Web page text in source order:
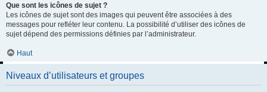
Que sont les icônes de sujet ?
Les icônes de sujet sont des images qui peuvent être associées à des
messages pour refléter leur contenu. La possibilité d’utiliser des icônes de
sujet dépend des permissions définies par l’administrateur.
Haut
Niveaux d’utilisateurs et groupes